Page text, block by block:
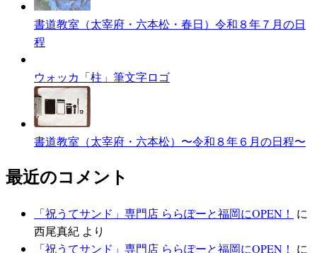
書道教室（太宰府・六本松・春日）令和８年７月の日
程
ウォッカ「柱」筆文字ロゴ
書道教室（太宰府・六本松）〜令和８年６月の日程〜
最近のコメント
「祝うてサンド」専門店 ららぽーと福岡にOPEN！ に
西尾真紀 より
「祝うてサンド」専門店 ららぽーと福岡にOPEN！ に